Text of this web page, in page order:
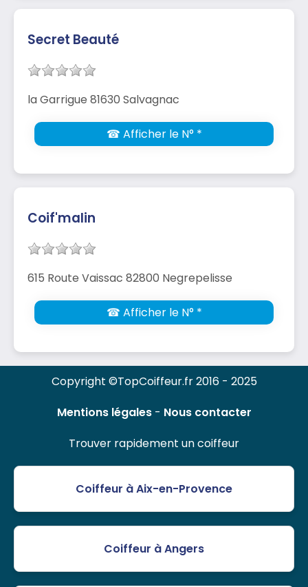
Secret Beauté
la Garrigue 81630 Salvagnac
☎ Afficher le N° *
Coif'malin
615 Route Vaissac 82800 Negrepelisse
☎ Afficher le N° *
Copyright ©TopCoiffeur.fr 2016 - 2025
Mentions légales- Nous contacter
Trouver rapidement un coiffeur
Coiffeur à Aix-en-Provence
Coiffeur à Angers